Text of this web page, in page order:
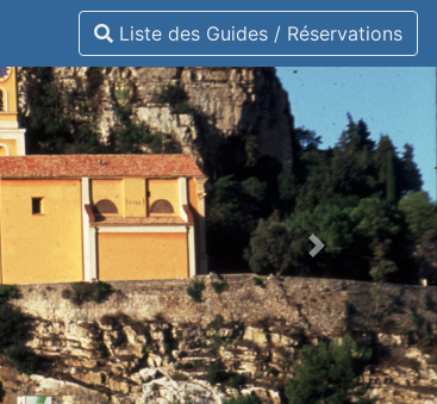
Liste des Guides / Réservations